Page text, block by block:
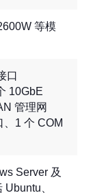
等模
口
10GbE
管理网
1 个 COM
Server 及
、